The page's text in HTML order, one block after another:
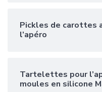
Pickles de carottes
l’apéro
Tartelettes pour
moules en silicone